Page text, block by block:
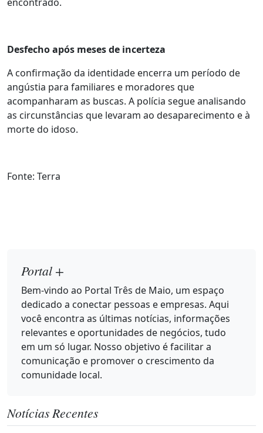
Desfecho após meses de incerteza
A confirmação da identidade encerra um período de
angústia para familiares e moradores que
acompanharam as buscas. A polícia segue analisando
as circunstâncias que levaram ao desaparecimento e à
morte do idoso.
Fonte: Terra
Portal +
Bem-vindo ao Portal Três de Maio, um espaço
dedicado a conectar pessoas e empresas. Aqui
você encontra as últimas notícias, informações
relevantes e oportunidades de negócios, tudo
em um só lugar. Nosso objetivo é facilitar a
comunicação e promover o crescimento da
comunidade local.
Notícias Recentes